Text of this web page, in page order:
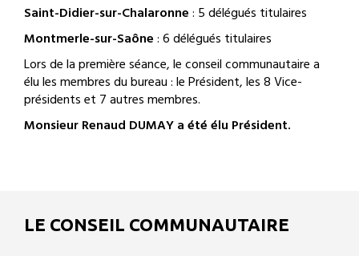
Saint-Didier-sur-Chalaronne: 5 délégués titulaires
Montmerle-sur-Saône: 6 délégués titulaires
Lors de la première séance, le conseil communautaire a
élu les membres du bureau : le Président, les 8 Vice-
présidents et 7 autres membres.
Monsieur Renaud DUMAY a été élu Président.
LE CONSEIL COMMUNAUTAIRE